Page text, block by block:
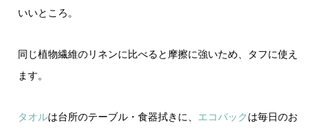
いいところ。
同じ植物繊維のリネンに比べると摩擦に強いため、タフに使え
ます。
タオルは台所のテーブル・食器拭きに、 エコバックは毎日のお